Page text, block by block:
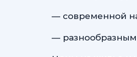
— современной
—